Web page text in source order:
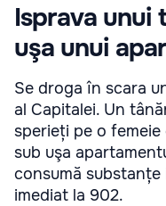
Isprava unui
uşa unui
Se droga în scara
al Capitalei. Un
sperieți pe o
sub uşa
consumă
imediat la 902.